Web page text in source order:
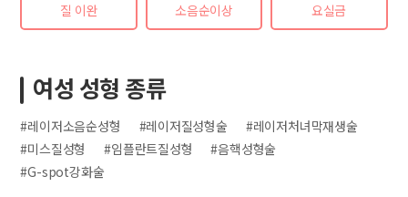
질 이완 소음순이상 요실금
여성 성형 종류
#레이저소음순성형 #레이저질성형술
#레이저처녀막재생술
#미스질성형
#임플란트질성형
#음핵성형술
#G-spot강화술